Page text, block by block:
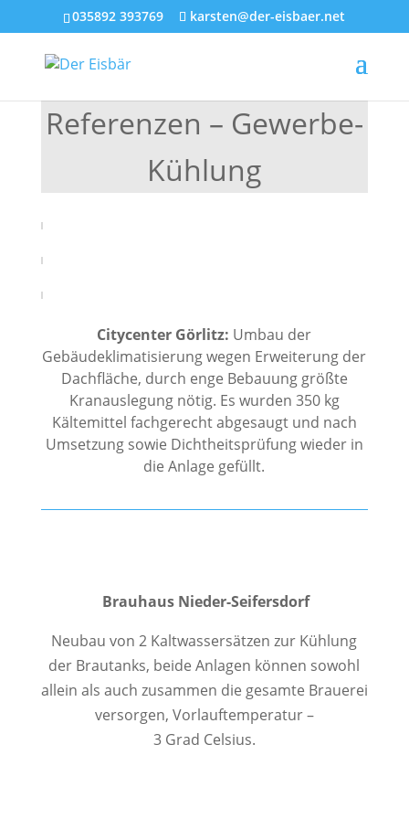
035892 393769 karsten@der-eisbaer.net
Referenzen – Gewerbe-
Kühlung
Citycenter Görlitz: Umbau der
Gebäudeklimatisierung wegen Erweiterung der
Dachfläche, durch enge Bebauung größte
Kranauslegung nötig. Es wurden 350 kg
Kältemittel fachgerecht abgesaugt und nach
Umsetzung sowie Dichtheitsprüfung wieder in
die Anlage gefüllt.
Brauhaus Nieder-Seifersdorf
Neubau von 2 Kaltwassersätzen zur Kühlung
der Brautanks, beide Anlagen können sowohl
allein als auch zusammen die gesamte Brauerei
versorgen, Vorlauftemperatur –
3 Grad Celsius.